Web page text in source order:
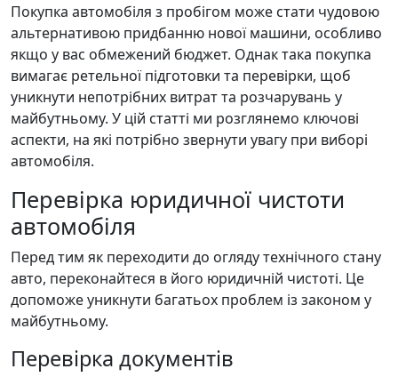
Покупка автомобіля з пробігом може стати чудовою
альтернативою придбанню нової машини, особливо
якщо у вас обмежений бюджет. Однак така покупка
вимагає ретельної підготовки та перевірки, щоб
уникнути непотрібних витрат та розчарувань у
майбутньому. У цій статті ми розглянемо ключові
аспекти, на які потрібно звернути увагу при виборі
автомобіля.
Перевірка юридичної чистоти
автомобіля
Перед тим як переходити до огляду технічного стану
авто, переконайтеся в його юридичній чистоті. Це
допоможе уникнути багатьох проблем із законом у
майбутньому.
Перевірка документів